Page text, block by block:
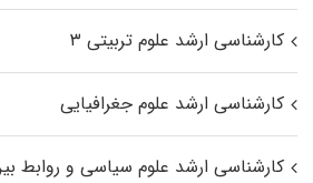
کارشناسی ارشد علوم تربیتی ۳
کارشناسی ارشد علوم جغرافیایی
کارشناسی ارشد علوم سیاسی و روابط